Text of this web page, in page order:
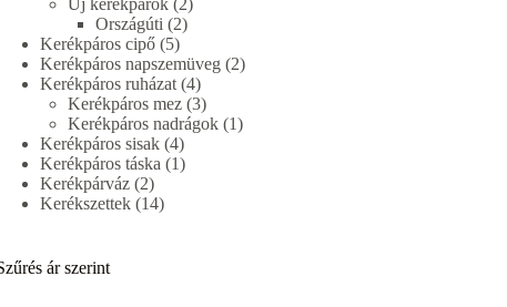
Új kerékpárok 2
termék
Országúti 22
Kerékpáros cipő 55
termék
Kerékpáros napszemüveg 22
Kerékpáros ruházat 44
termék
Kerékpáros mez 33
termék
Kerékpáros nadrágok 11
Kerékpáros sisak 44
termék
Kerékpáros táska 11
Kerékpárváz 22
termék
Kerékszettek 1414
ár szerint